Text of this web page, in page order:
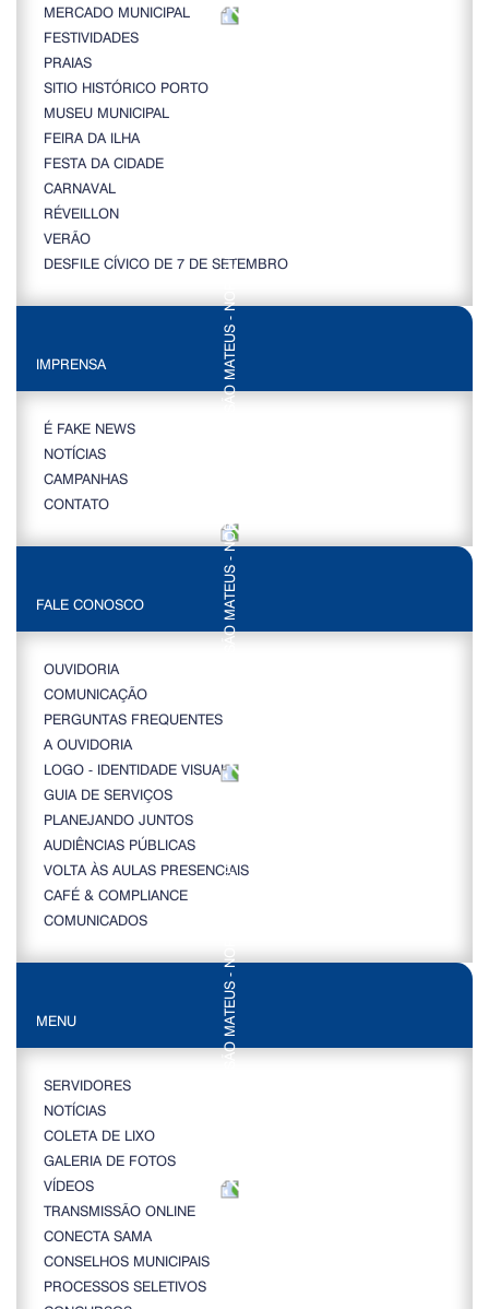
MERCADO MUNICIPAL
FESTIVIDADES
PRAIAS
SITIO HISTÓRICO PORTO
MUSEU MUNICIPAL
FEIRA DA ILHA
FESTA DA CIDADE
CARNAVAL
RÉVEILLON
VERÃO
DESFILE CÍVICO DE 7 DE SETEMBRO
IMPRENSA
É FAKE NEWS
NOTÍCIAS
CAMPANHAS
CONTATO
FALE CONOSCO
OUVIDORIA
COMUNICAÇÃO
PERGUNTAS FREQUENTES
A OUVIDORIA
LOGO - IDENTIDADE VISUAL
GUIA DE SERVIÇOS
PLANEJANDO JUNTOS
AUDIÊNCIAS PÚBLICAS
VOLTA ÀS AULAS PRESENCIAIS
CAFÉ & COMPLIANCE
COMUNICADOS
MENU
SERVIDORES
NOTÍCIAS
COLETA DE LIXO
GALERIA DE FOTOS
VÍDEOS
TRANSMISSÃO ONLINE
CONECTA SAMA
CONSELHOS MUNICIPAIS
PROCESSOS SELETIVOS